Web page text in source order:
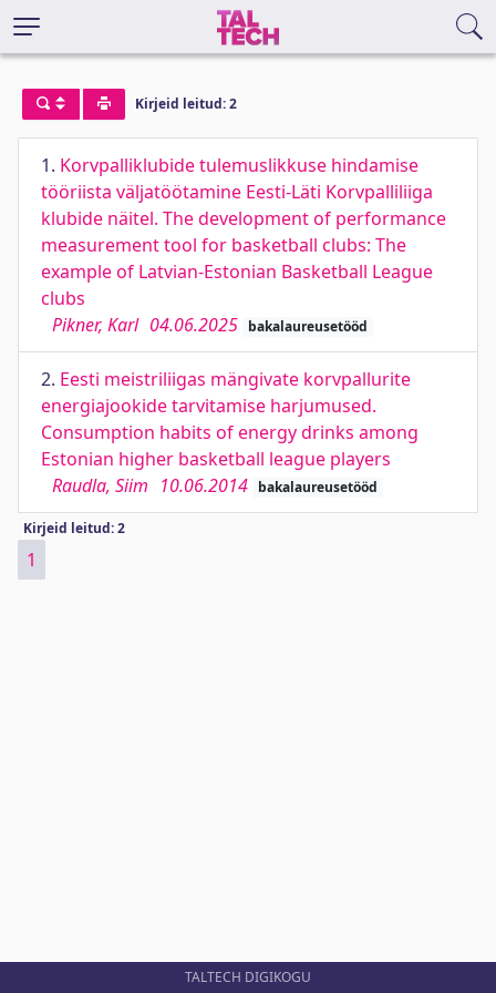
Kirjeid leitud: 2
1. Korvpalliklubide tulemuslikkuse hindamise
tööriista väljatöötamine Eesti-Läti Korvpalliliiga
klubide näitel. The development of performance
measurement tool for basketball clubs: The
example of Latvian-Estonian Basketball League
clubs
Pikner, Karl 04.06.2025 bakalaureusetööd
2. Eesti meistriliigas mängivate korvpallurite
energiajookide tarvitamise harjumused.
Consumption habits of energy drinks among
Estonian higher basketball league players
Raudla, Siim 10.06.2014 bakalaureusetööd
Kirjeid leitud: 2
1
TALTECH DIGIKOGU